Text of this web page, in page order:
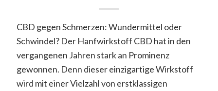
CBD gegen Schmerzen: Wundermittel oder
Schwindel? Der Hanfwirkstoff CBD hat in den
vergangenen Jahren stark an Prominenz
gewonnen. Denn dieser einzigartige Wirkstoff
wird mit einer Vielzahl von erstklassigen